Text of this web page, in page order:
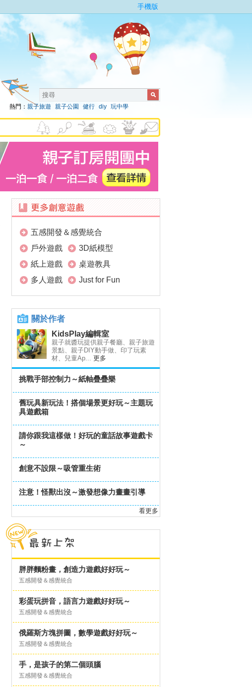
手機版
熱門： 親子旅遊 親子公園 健行 diy 玩中學
五感開發＆感覺統合
戶外遊戲
3D紙模型
紙上遊戲
桌遊教具
多人遊戲
Just for Fun
關於作者
KidsPlay編輯室
親子就醬玩提供親子餐廳、親子旅遊
景點、親子DIY動手做、印了玩素
材、兒童Ap... 更多
挑戰手部控制力～紙軸疊疊樂
舊玩具新玩法！搭個場景更好玩～主題玩
具遊戲箱
請你跟我這樣做！好玩的童話故事遊戲卡
～
創意不設限～吸管重生術
注意！怪獸出沒～激發想像力畫畫引導
看更多
胖胖麵粉畫，創造力遊戲好好玩～
五感開發＆感覺統合
彩蛋玩拼音，語言力遊戲好好玩～
五感開發＆感覺統合
俄羅斯方塊拼圖，數學遊戲好好玩～
五感開發＆感覺統合
手，是孩子的第二個頭腦
五感開發＆感覺統合